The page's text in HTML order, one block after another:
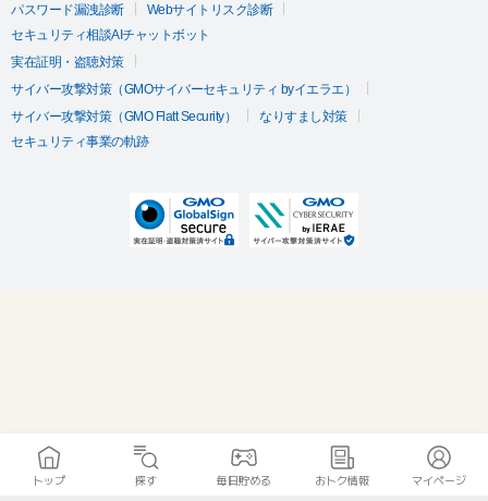
パスワード漏洩診断
Webサイトリスク診断
セキュリティ相談AIチャットボット
実在証明・盗聴対策
サイバー攻撃対策（GMOサイバーセキュリティ byイエラエ）
サイバー攻撃対策（GMO Flatt Security）
なりすまし対策
セキュリティ事業の軌跡
トップ 探す 毎日貯める おトク情報 マイページ